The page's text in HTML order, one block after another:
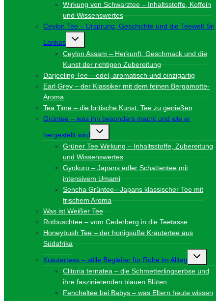
Wirkung von Schwarztee – Inhaltsstoffe, Koffein
und Wissenswertes
Ceylon Tee – Ursprung, Geschichte und die Teewelt Sri
Lankas
Untermenü
Ceylon Assam – Herkunft, Geschmack und die
Kunst der richtigen Zubereitung
Darjeeling Tee – edel, aromatisch und einzigartig
Earl Grey – der Klassiker mit dem feinen Bergamotte-
Aroma
Tea Time – die britische Kunst, Tee zu genießen
Grüntee – was ihn besonders macht und wie er
hergestellt wird
Untermenü
Grüner Tee Wirkung – Inhaltsstoffe, Zubereitung
und Wissenswertes
Gyokuro – Japans edler Schattentee mit
intensivem Umami
Sencha Grüntee– Japans klassischer Tee mit
frischem Aroma
Was ist Weißer Tee
Rotbuschtee – vom Cederberg in die Teetasse
Honeybush Tee – der honigsüße Kräutertee aus
Südafrika
Kräutertees – stille Begleiter für Ruhe im Alltag
Clitoria ternatea – die Schmetterlingserbse und
ihre faszinierenden blauen Blüten
Fencheltee bei Babys – was Eltern heute wissen